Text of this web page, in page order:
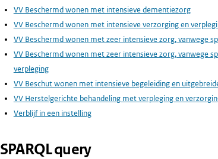
VV Beschermd wonen met intensieve dementiezorg
VV Beschermd wonen met intensieve verzorging en
VV Beschermd wonen met zeer intensieve zorg, vanwege
VV Beschermd wonen met zeer intensieve zorg, vanwege
verpleging
VV Beschut wonen met intensieve begeleiding en
VV Herstelgerichte behandeling met verpleging en
Verblijf in een instelling
SPARQL query